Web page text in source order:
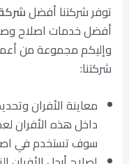
توفر شركتنا أفضل
أفضل خدمات اصلاح
وإليكم مجموعة من
شركتنا:
معاينة الأفران
داخل هذه الأفران
سوف تستخدم في